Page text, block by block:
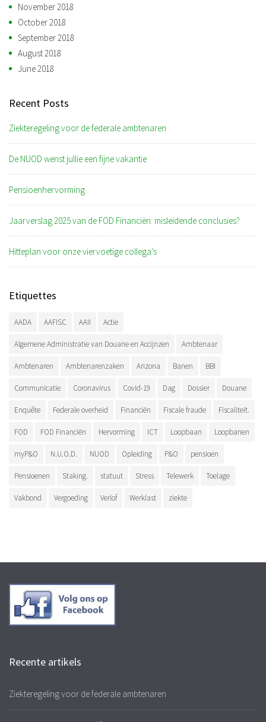
November 2018
October 2018
September 2018
August 2018
June 2018
Recent Posts
Ziekteregeling voor de federale ambtenaren
De NUOD wenst jullie een fijne vakantie
Pensioenhervorming
Jaarverslag 2025 van de FOD Financiën: misleidende conclusies?
Hitteplan voor onze viervoetige collega’s
Etiquettes
AADA AAFISC AAII Actie
Algemene Administratie van Douane en Accijnzen Ambtenaar
Ambtenaren Ambtenarenzaken Arizona Banen BBI
Communicatie Coronavirus Covid-19 Dag Dossier Douane
Enquête Federale overheid Financiën Fiscale fraude Fiscaliteit.
FOD FOD Financiën Hervorming ICT Loopbaan Loopbanen
myP&O N.U.O.D. NUOD Opleiding P&O pensioen
Pensioenen Staking. statuut Stress Telewerk Toelage
Vakbond Vergoeding Verlof Werklast ziekte
Recente artikels
Ziekteregeling voor de federale ambtenaren